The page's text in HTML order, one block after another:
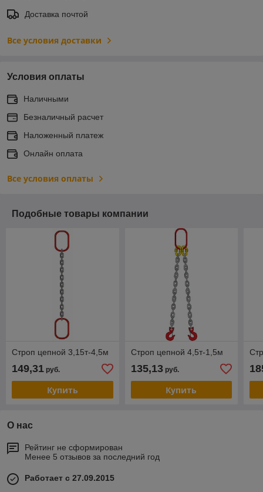
Доставка почтой
Все условия доставки
Условия оплаты
Наличными
Безналичный расчет
Наложенный платеж
Онлайн оплата
Все условия оплаты
Подобные товары компании
Строп цепной 3,15т-4,5м
149,31 руб.
Купить
Строп цепной 4,5т-1,5м
135,13руб.
Купить
О нас
Рейтинг не сформирован
Менее 5 отзывов за последний год
Работает с 27.09.2015